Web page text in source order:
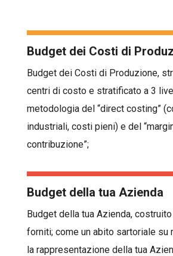
Budget dei Costi di
Budget dei Costi di Produzione,
centri di costo e stratificato a 3
metodologia del “direct costing”
industriali, costi pieni) e del
contribuzione”;
Budget della tua Azienda
Budget della tua Azienda,
forniti; come un abito sartoriale su
la rappresentazione della tua